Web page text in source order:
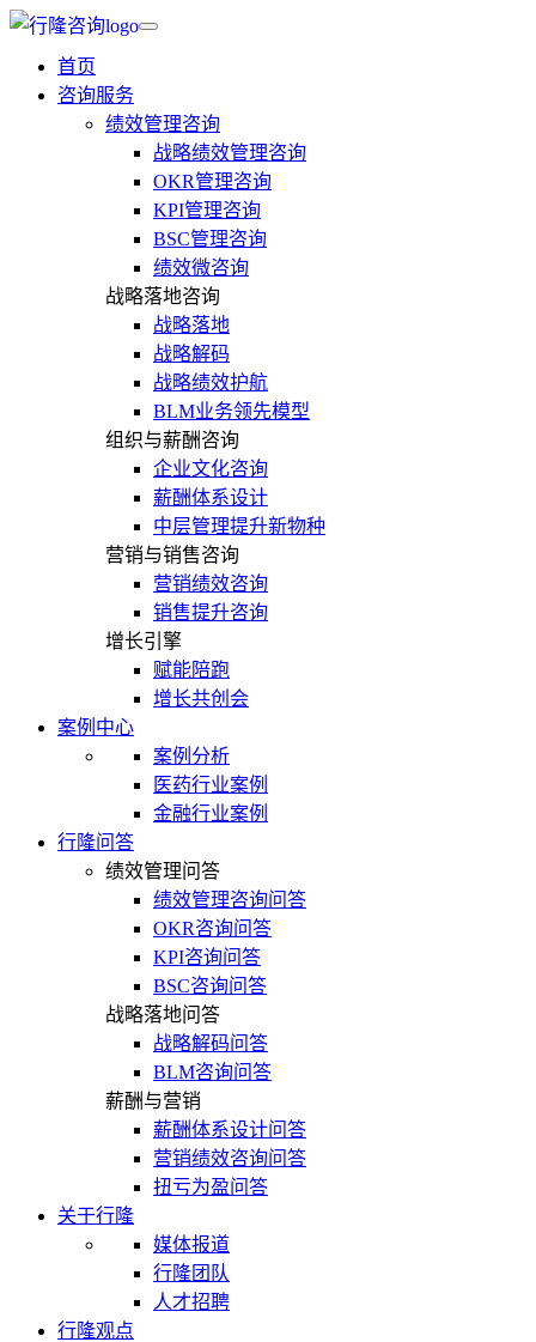
首页
咨询服务
绩效管理咨询
战略绩效管理咨询
OKR管理咨询
KPI管理咨询
BSC管理咨询
绩效微咨询
战略落地咨询
战略落地
战略解码
战略绩效护航
BLM业务领先模型
组织与薪酬咨询
企业文化咨询
薪酬体系设计
中层管理提升新物种
营销与销售咨询
营销绩效咨询
销售提升咨询
增长引擎
赋能陪跑
增长共创会
案例中心
案例分析
医药行业案例
金融行业案例
行隆问答
绩效管理问答
绩效管理咨询问答
OKR咨询问答
KPI咨询问答
BSC咨询问答
战略落地问答
战略解码问答
BLM咨询问答
薪酬与营销
薪酬体系设计问答
营销绩效咨询问答
扭亏为盈问答
关于行隆
媒体报道
行隆团队
人才招聘
行隆观点